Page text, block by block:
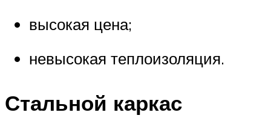
высокая цена;
невысокая теплоизоляция.
Стальной каркас